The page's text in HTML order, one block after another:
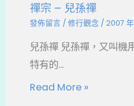
禪宗 – 兒孫禪
發佈留言 / 修行觀念 / 2007 年
兒孫禪 兒孫禪，又叫機
特有的...
Read More »